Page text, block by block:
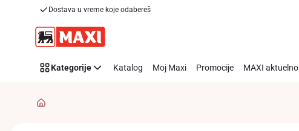
Dostava u vreme koje odabereš
Kategorije Katalog Moj Maxi Promocije MAXI aktuelno